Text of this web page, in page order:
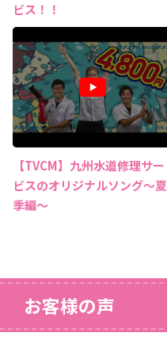
ビス！！
【TVCM】九州水道修理サー
ビスのオリジナルソング～夏
季編～
お客様の声